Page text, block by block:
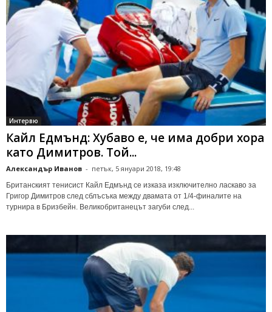
Интервю
Кайл Едмънд: Хубаво е, че има добри хора
като Димитров. Той...
Александър Иванов - петък, 5 януари 2018, 19:48
Британският тенисист Кайл Едмънд се изказа изключително ласкаво за
Григор Димитров след сблъсъка между двамата от 1/4-финалите на
турнира в Бризбейн. Великобританецът загуби след...